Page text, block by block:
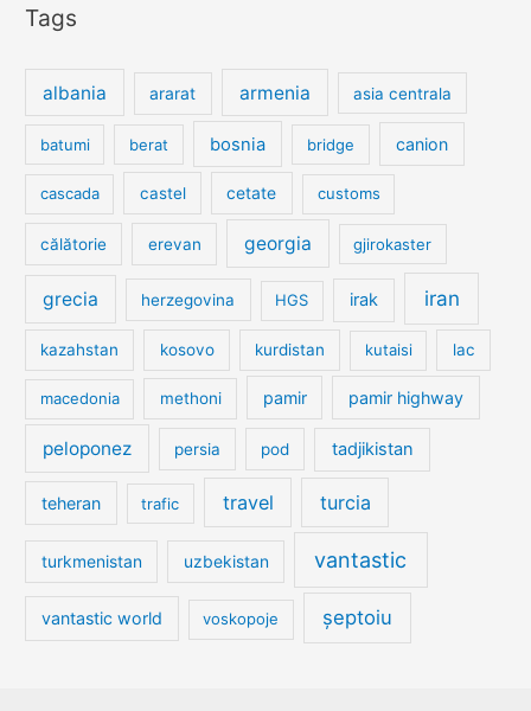
Tags
albania ararat armenia asia centrala
batumi berat bosnia bridge canion
cascada castel cetate customs
călătorie erevan georgia gjirokaster
grecia herzegovina HGS irak iran
kazahstan kosovo kurdistan kutaisi lac
macedonia methoni pamir pamir highway
peloponez persia pod tadjikistan
teheran trafic travel turcia
turkmenistan uzbekistan vantastic
vantastic world voskopoje șeptoiu